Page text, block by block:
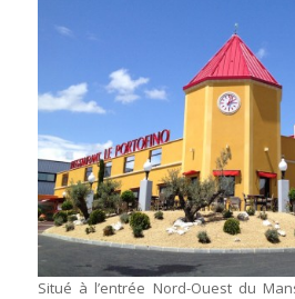
Situé à l’entrée Nord-Ouest du